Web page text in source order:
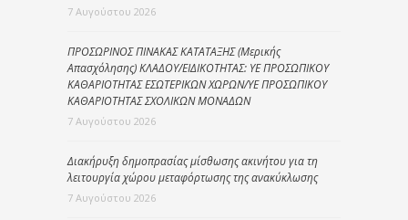
7 Αυγούστου 2026
ΠΡΟΣΩΡΙΝΟΣ ΠΙΝΑΚΑΣ ΚΑΤΑΤΑΞΗΣ (Μερικής
Απασχόλησης) ΚΛΑΔΟΥ/ΕΙΔΙΚΟΤΗΤΑΣ: ΥΕ ΠΡΟΣΩΠΙΚΟΥ
ΚΑΘΑΡΙΟΤΗΤΑΣ ΕΣΩΤΕΡΙΚΩΝ ΧΩΡΩΝ/ΥΕ ΠΡΟΣΩΠΙΚΟΥ
ΚΑΘΑΡΙΟΤΗΤΑΣ ΣΧΟΛΙΚΩΝ ΜΟΝΑΔΩΝ
7 Αυγούστου 2026
Διακήρυξη δημοπρασίας μίσθωσης ακινήτου για τη
λειτουργία χώρου μεταφόρτωσης της ανακύκλωσης
7 Αυγούστου 2026